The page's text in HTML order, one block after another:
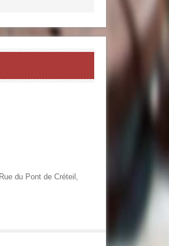
du Pont de Créteil,